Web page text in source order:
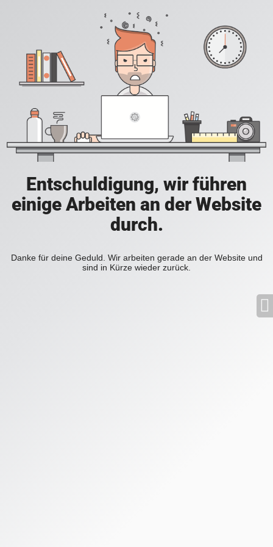
Entschuldigung, wir führen
einige Arbeiten an der Website
durch.
Danke für deine Geduld. Wir arbeiten gerade an der Website und
sind in Kürze wieder zurück.